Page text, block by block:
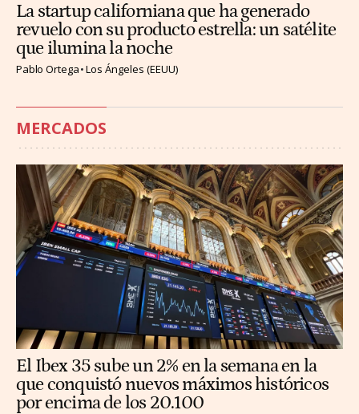
La startup californiana que ha generado
revuelo con su producto estrella: un satélite
que ilumina la noche
Pablo Ortega Los Ángeles (EEUU)
MERCADOS
El Ibex 35 sube un 2% en la semana en la
que conquistó nuevos máximos históricos
por encima de los 20.100